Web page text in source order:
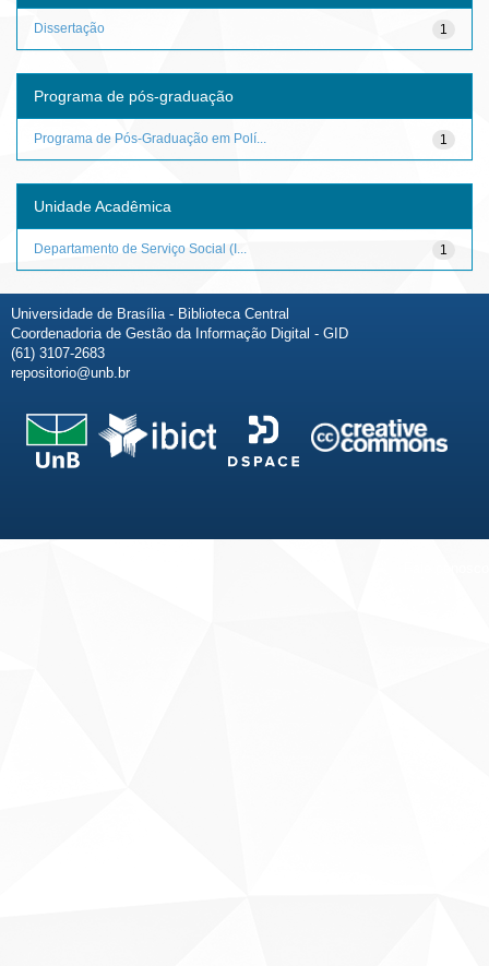
1
Dissertação
Programa de pós-graduação
1
Programa de Pós-Graduação em Polí...
Unidade Acadêmica
1
Departamento de Serviço Social (I...
Universidade de Brasília - Biblioteca Central
Coordenadoria de Gestão da Informação Digital - GID
(61) 3107-2683
repositorio@unb.br